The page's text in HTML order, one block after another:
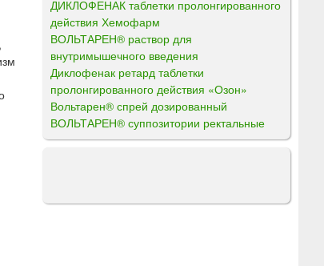
ДИКЛОФЕНАК таблетки пролонгированного
действия Хемофарм
ВОЛЬТАРЕН® раствор для
внутримышечного введения
Диклофенак ретард таблетки
пролонгированного действия «Озон»
Вольтарен® спрей дозированный
ВОЛЬТАРЕН® суппозитории ректальные